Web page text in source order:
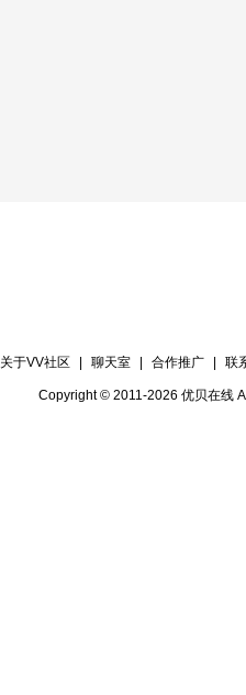
关于VV社区 聊天室 合作推广 联
Copyright © 2011-2026 优贝在线